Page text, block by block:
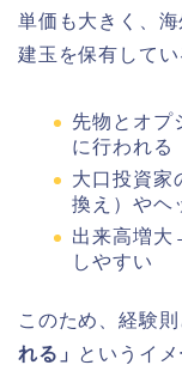
単価も大きく、
建玉を保有してい
先物とオプ
に行われる
大口投資家
換え）やヘ
出来高増大
しやすい
このため、経験則
れる」 というイ